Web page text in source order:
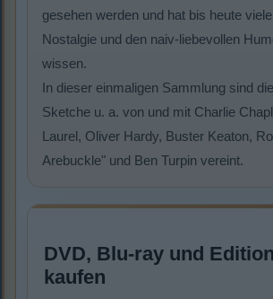
gesehen werden und hat bis heute
Nostalgie und den naiv-liebevollen
wissen.
In dieser einmaligen Sammlung sind
Sketche u. a. von und mit Charlie
Laurel, Oliver Hardy, Buster Keaton,
Arebuckle" und Ben Turpin vereint.
DVD, Blu-ray und
kaufen